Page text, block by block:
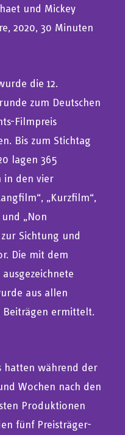
und Mickey
2020, 30 Minuten
die 12.
zum Deutschen
Filmpreis
Bis zum Stichtag
lagen 365
in den vier
„Kurzfilm“,
und „Non
Sichtung und
Die mit dem
aus allen
Beiträgen ermittelt.
hatten während der
Wochen nach den
Produktionen
fünf Preisträger-